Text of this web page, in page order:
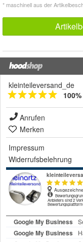
* maschinell aus der
kleinteileversand_de
Anrufen
Merken
Impressum
Widerrufsbelehrung